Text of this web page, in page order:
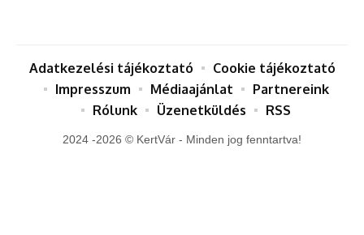
2024 -2026 © KertVár - Minden jog fenntartva!
Adatkezelési tájékoztató
Cookie tájékoztató
Impresszum
Médiaajánlat
Partnereink
Rólunk
Üzenetküldés RSS